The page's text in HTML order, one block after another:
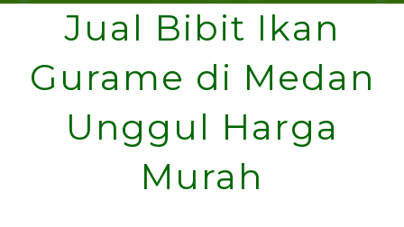
Jual Bibit Ikan
Gurame di Medan
Unggul Harga
Murah